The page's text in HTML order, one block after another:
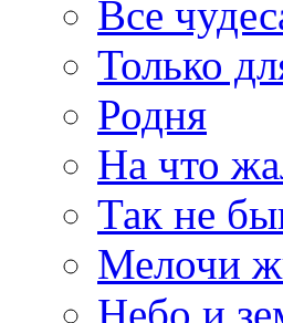
Все
Только
Родня
На что
Так не
Мелочи